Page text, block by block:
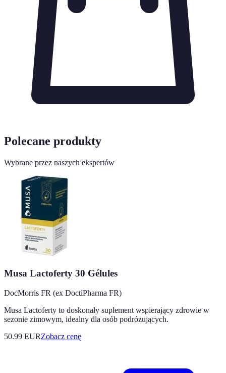
Polecane produkty
Wybrane przez naszych ekspertów
Musa Lactoferty 30 Gélules
DocMorris FR (ex DoctiPharma FR)
Musa Lactoferty to doskonały suplement wspierający zdrowie w
sezonie zimowym, idealny dla osób podróżujących.
50.99 EURZobacz cenę